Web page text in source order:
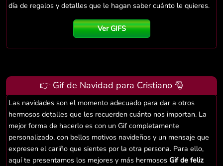
día de regalos y detalles que le hagan saber cuánto le quieres.
Ver GIFS
👉 Gif de Navidad para Cristiano 🎅
Las navidades son el momento adecuado para dar a otros
hermosos detalles que les recuerden cuánto nos importan. La
mejor forma de hacerlo es con un Gif completamente
personalizado, con bellos motivos navideños y un mensaje que
expresen el cariño que sientes por la otra persona. Para ello,
aquí te presentamos los mejores y más hermosos Gif de feliz